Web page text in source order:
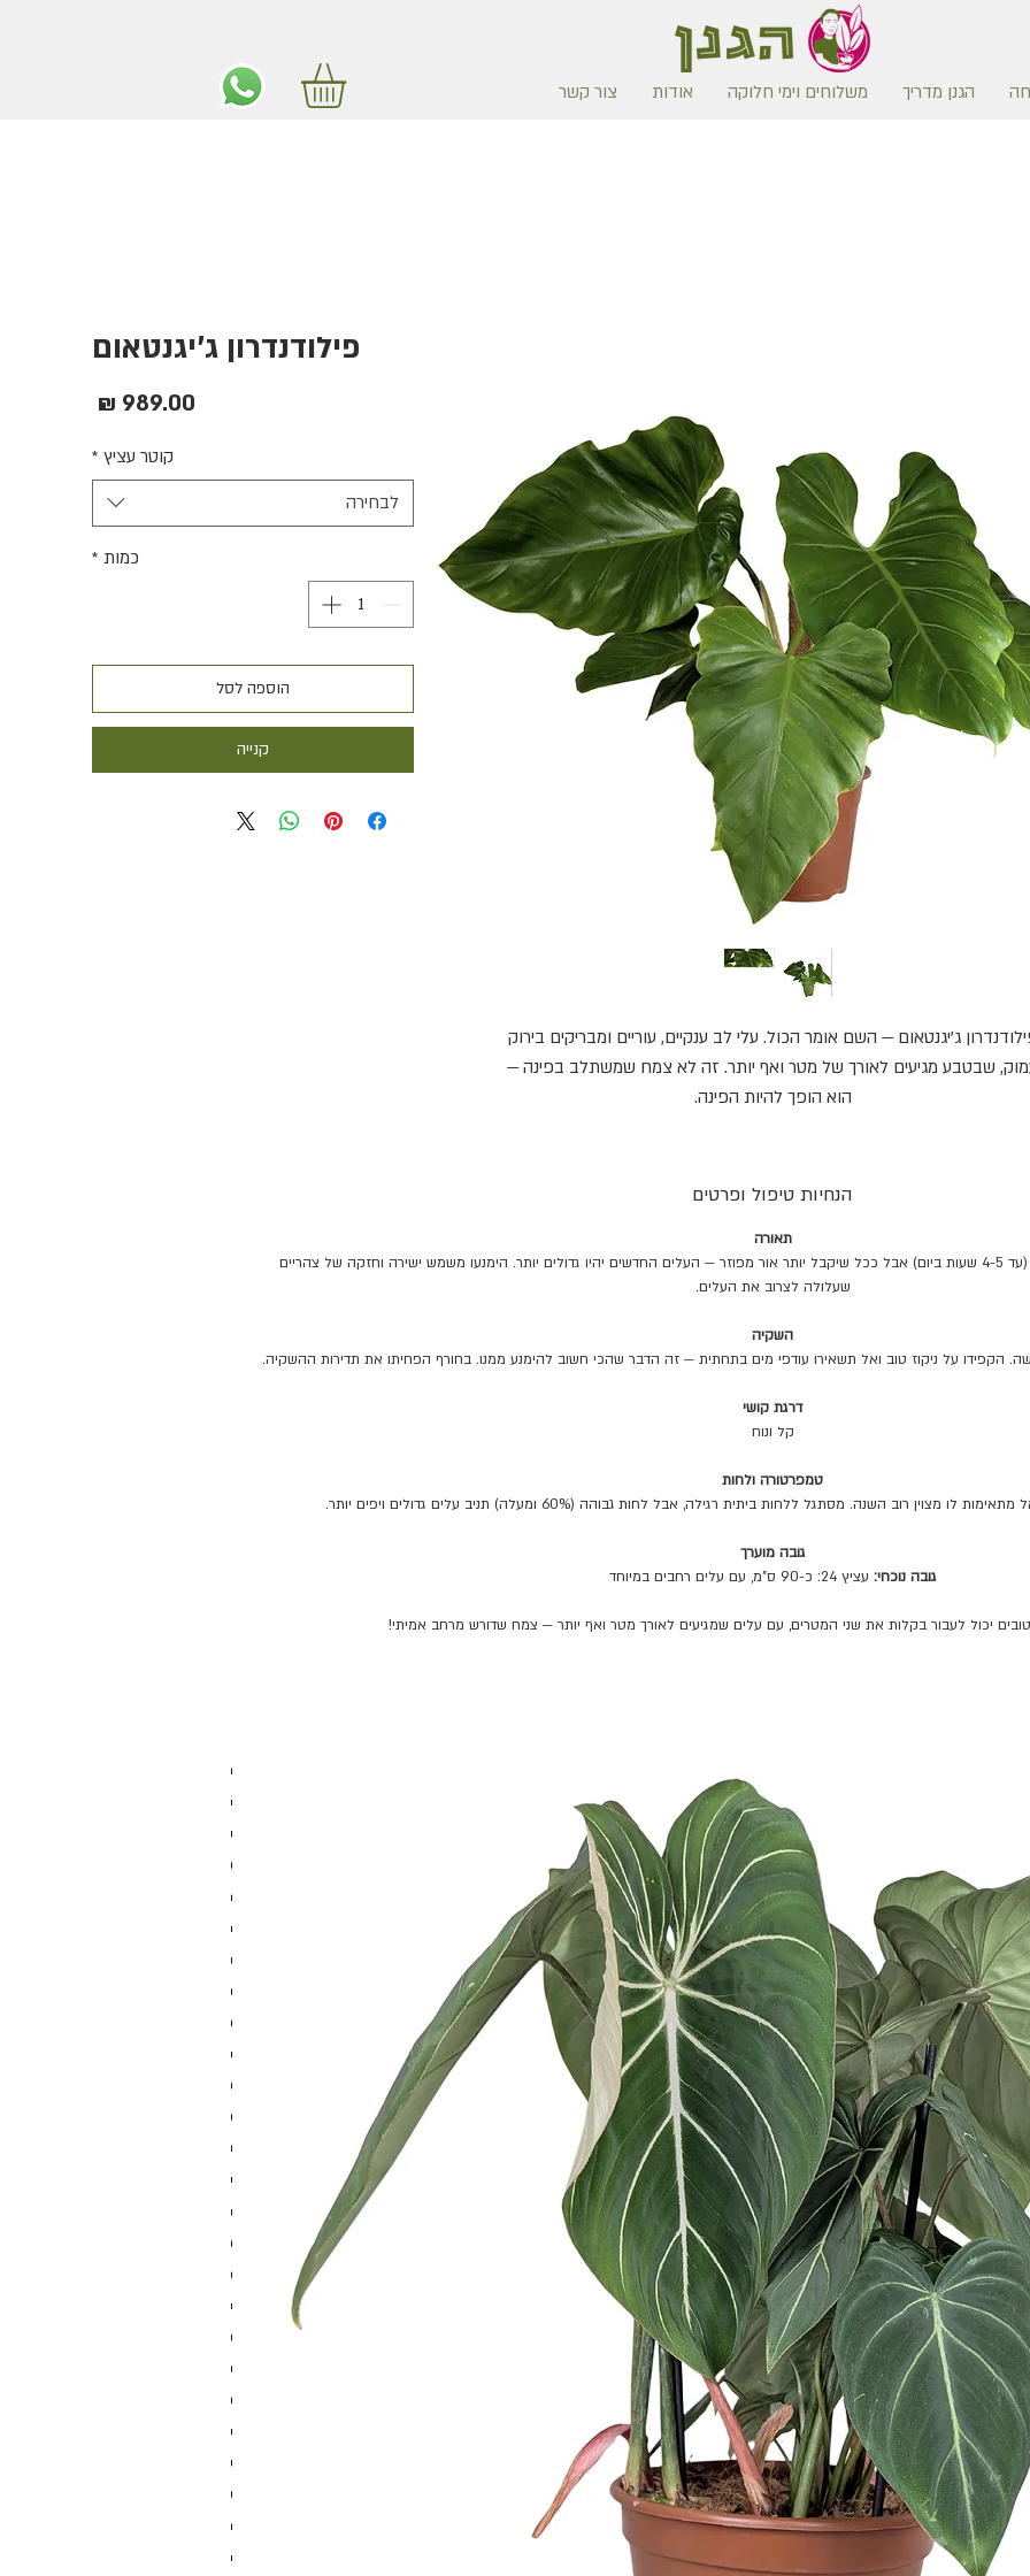
הגנן מדריך משלוחים וימי חלוקה אודות צור קשר
פילודנדרון ג'יגנטאום
קוטר עציץ *
לבחירה
כמות *
הוספה לסל
קנייה
ג'יגנטאום — השם אומר הכול. עלי לב ענקיים, עוריים ומבריקים בירוק
שבטבע מגיעים לאורך של מטר ואף יותר. זה לא צמח שמשתלב בפינה —
הוא הופך להיות הפינה.
העלים החדשים נפתחים גדולים משמעותית — כך הוא ממקסם קליטת אור
עלה חדש עוקף את הקודם.
נגבו את העלים הענקיים במטלית לחה אחת לכמה שבועות — עלה נקי קולט
אור טוב יותר, וזו גם הזדמנות לוודא שאין אורחים לא קרויים.
הנחיות טיפול ופרטים
תאורה
אור עקיף בהיר. יסתדר גם בשמש חלקית (עד 4-5 שעות ביום) אבל ככל שיקבל יותר אור מפוזר — העלים החדשים יהיו גדולים יותר. הימנעו משמש ישירה וחזקה של צהריים
שעלולה לצרוב את העלים.
השקיה
דרגת קושי
קל ונוח
טמפרטורה ולחות
רוב השנה. מסתגל ללחות ביתית רגילה, אבל לחות גבוהה (60% ומעלה) תניב עלים גדולים ויפים יותר.
גובה מוערך
גובה נוכחי: עציץ 24: כ-90 ס"מ, עם עלים רחבים במיוחד
יכול לעבור בקלות את שני המטרים, עם עלים שמגיעים לאורך מטר ואף יותר — צמח שדורש מרחב אמיתי!